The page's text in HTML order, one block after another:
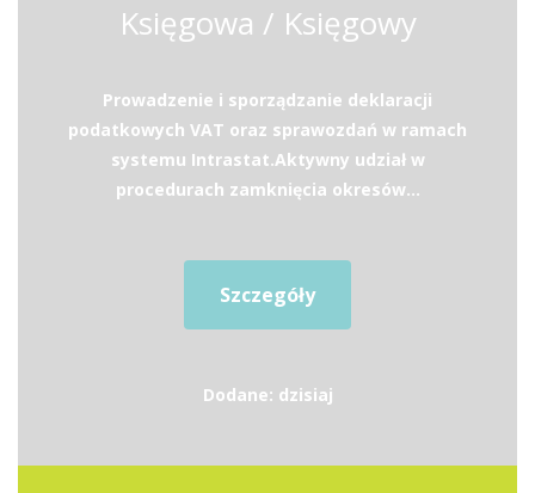
Księgowa / Księgowy
Prowadzenie i sporządzanie deklaracji
podatkowych VAT oraz sprawozdań w ramach
systemu Intrastat.Aktywny udział w
procedurach zamknięcia okresów...
Szczegóły
Dodane: dzisiaj